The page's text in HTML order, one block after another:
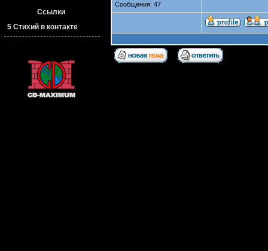
Сообщения: 47
Ссылки
5 Стихий в контакте